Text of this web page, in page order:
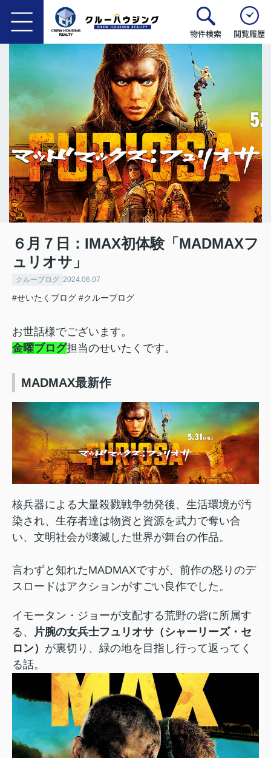
物件検索 閲覧履歴
６月７日：IMAX初体験「MADMAXフ
ュリオサ」
クルーブログ 2024.06.07
#せいたくブログ #クルーブログ
お世話様でございます。
金曜ブログ担当のせいたくです。
MADMAX最新作
核兵器による大量殺戮戦争勃発後、生活環境が汚
染され、生存者達は物資と資源を武力で奪い合
い、文明社会が壊滅した世界が舞台の作品。
言わずと知れたMADMAXですが、 前作の怒りのデ
スロードはアクションがすごい良作でした。
イモータン・ジョーが支配する荒野の砦に所属す
る、
片腕の女兵士フュ リオサ（シャーリーズ・セ
ロン） が裏切り、緑の地を目指し行って返ってく
る話。